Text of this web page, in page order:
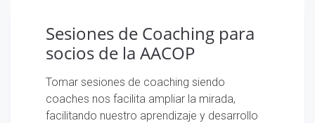
Sesiones de Coaching para
socios de la AACOP
Tomar sesiones de coaching siendo
coaches nos facilita ampliar la mirada,
facilitando nuestro aprendizaje y desarrollo